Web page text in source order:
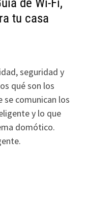
tu casa
seguridad y
qué son los
comunican los
y lo que
domótico.